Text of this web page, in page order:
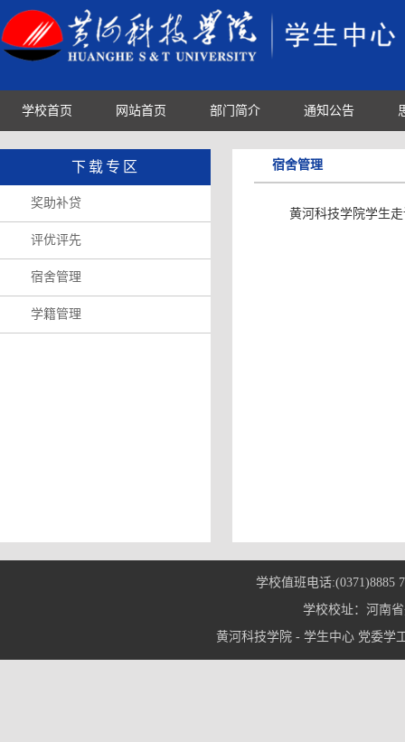
学校首页 网站首页 部门简介 通知公告
下载专区
奖助补贷
评优评先
宿舍管理
学籍管理
宿舍管理
黄河科技学院学生
学校值班电话:(0371)8885
学校校址：河南
黄河科技学院 - 学生中心 党委学